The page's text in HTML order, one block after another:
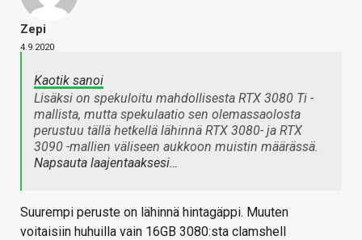
Zepi
4.9.2020
Kaotik sanoi
Lisäksi on spekuloitu mahdollisesta RTX 3080 Ti -
mallista, mutta spekulaatio sen olemassaolosta
perustuu tällä hetkellä lähinnä RTX 3080- ja RTX
3090 -mallien väliseen aukkoon muistin määrässä.
Napsauta laajentaaksesi…
Suurempi peruste on lähinnä hintagäppi. Muuten
voitaisiin huhuilla vain 16GB 3080:sta clamshell